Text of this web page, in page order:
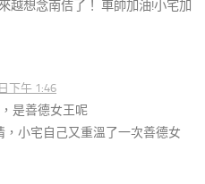
越想念南佶了！ 車帥加油!小宅加
下午 1:46
是善德女王呢
小宅自己又重溫了一次善德女